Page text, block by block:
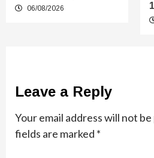
06/08/2026
Leave a Reply
Your email address will not
fields are marked *